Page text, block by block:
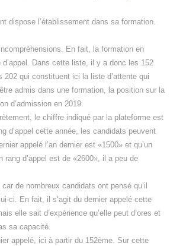
dispose l’établissement dans sa formation.
En fait, la formation en
Dans cette liste, il y a donc les 152
202 qui constituent ici la liste d’attente qui
admis dans une formation, la position sur la
d’admission en 2019.
le chiffre indiqué par la plateforme est
d’appel cette année, les candidats peuvent
appelé l’an dernier est «1500» et qu’un
rang d’appel est de «2600», il a peu de
de nombreux candidats ont pensé qu’il
ci. En fait, il s’agit du dernier appelé cette
elle sait d’expérience qu’elle peut d’ores et
sa capacité.
appelé, ici à partir du 152ème. Sur cette